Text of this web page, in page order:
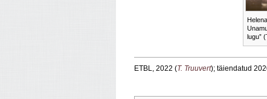
lugu”
ETBL, 2022 (T. Truuvert); täiendatud